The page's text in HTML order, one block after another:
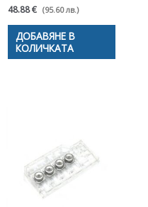
48.88 € (95.60 лв.)
ДОБАВЯНЕ В
КОЛИЧКАТА